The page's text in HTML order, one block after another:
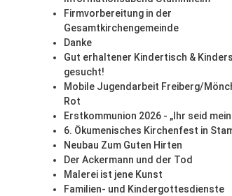
Firmvorbereitung in der
Gesamtkirchengemeinde
Danke
Gut erhaltener Kindertisch &
gesucht!
Mobile Jugendarbeit Freiberg/
Rot
Erstkommunion 2026 - „Ihr seid
6. Ökumenisches Kirchenfest in
Neubau Zum Guten Hirten
Der Ackermann und der Tod
Malerei ist jene Kunst
Familien- und Kindergottesdienste